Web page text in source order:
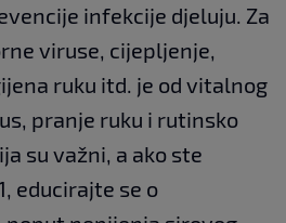
infekcije djeluju. Za
viruse, cijepljenje,
ruku itd. je od vitalnog
pranje ruku i rutinsko
su važni, a ako ste
educirajte se o